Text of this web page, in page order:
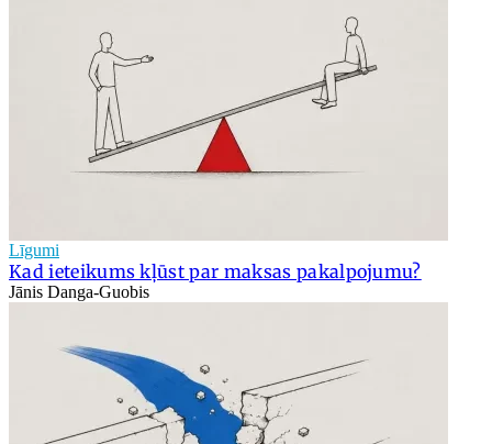
Līgumi
Kad ieteikums kļūst par maksas pakalpojumu?
Jānis Danga-Guobis